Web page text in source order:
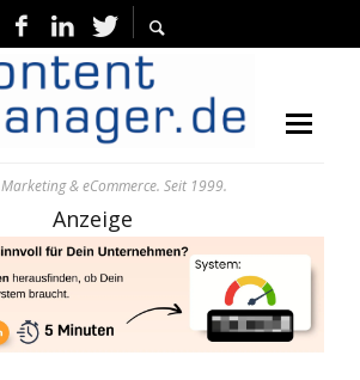
& eCommerce. Seit 1999.
Anzeige